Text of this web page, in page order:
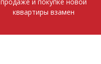
кввартиры взамен